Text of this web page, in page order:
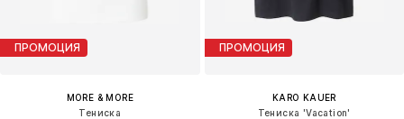
ПРОМОЦИЯ
MORE & MORE
Тениска
ПРОМОЦИЯ
KARO KAUER
Тениска 'Vacation'